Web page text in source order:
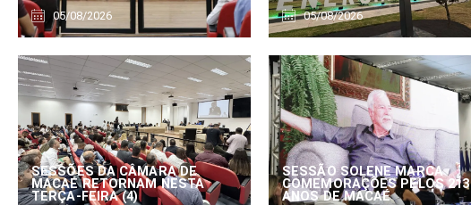
05/08/2026 05/08/2026
SESSÕES DA CÂMARA DE
MACAÉ RETORNAM NESTA
TERÇA-FEIRA (4)
SESSÃO SOLENE MARCA
COMEMORAÇÕES PELOS 213
ANOS DE MACAÉ